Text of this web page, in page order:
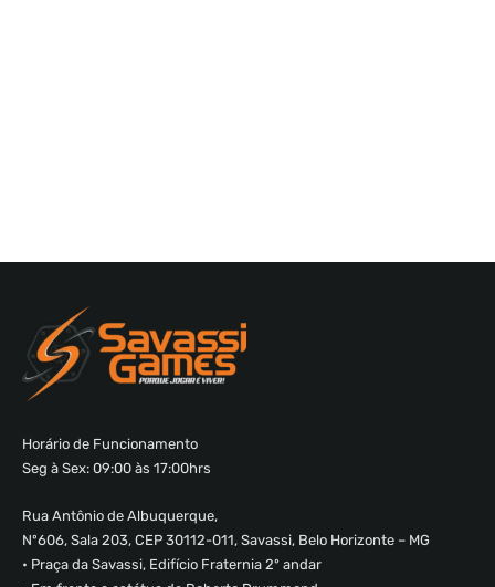
Horário de Funcionamento
Seg à Sex: 09:00 às 17:00hrs
Rua Antônio de Albuquerque,
Nº606, Sala 203, CEP 30112-011, Savassi, Belo Horizonte – MG
• Praça da Savassi, Edifício Fraternia 2º andar